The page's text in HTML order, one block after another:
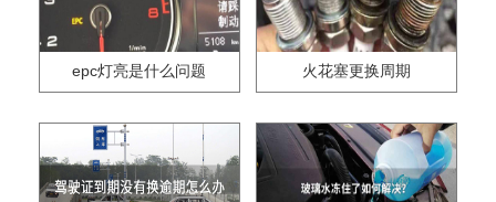
epc灯亮是什么问题 火花塞更换周期